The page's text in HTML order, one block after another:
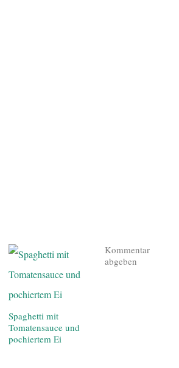
Spaghetti mit
Tomatensauce und
pochiertem Ei
Kommentar
abgeben